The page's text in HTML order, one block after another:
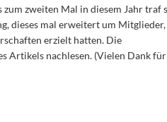
zweiten Mal in diesem Jahr traf
dieses mal erweitert um Mitglieder,
erzielt hatten. Die
Artikels nachlesen. (Vielen Dank